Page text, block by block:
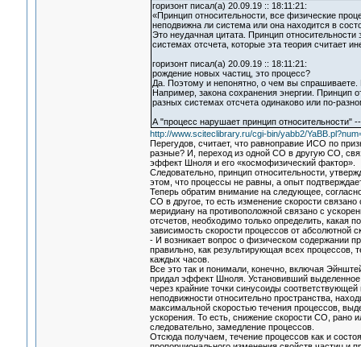
горизонт писал(а) 20.09.19 :: 18:11:21:
«Принцип относительности, все физические
неподвижна ли система или она находится в
Это неудачная цитата. Принцип
системах отсчета, которые эта теория считает
горизонт писал(а) 20.09.19 :: 18:11:21:
рождение новых частиц, это процесс?
Да. Поэтому и непонятно, о чем вы спрашиваете.
Например, закона сохранения энергии. Принцип
разных системах отсчета одинаково или по-
А "процесс нарушает принцип относительности"
http://www.sciteclibrary.ru/cgi-bin/yabb2/
Перегудов, считает, что равноправие ИСО по
разные? И, переход из одной СО в другую СО,
эффект Шноля и его «космофизический фактор».
Следовательно, принцип относительности,
этом, что процессы не равны, а опыт
Теперь обратим внимание на следующее,
СО в другое, то есть изменение скорости
меридиану на противоположной связано с
отсчетов, необходимо только определить, какая
зависимость скорости процессов от абсолютной
- И возникает вопрос о физическом содержании
правильно, как результирующая всех процессов,
каждых часов.
Все это так и понимали, конечно, включая
придал эффект Шноля. Установивший выделенное
через крайние точки синусоиды
неподвижности относительно пространства,
максимальной скоростью течения процессов,
ускорения. То есть, снижение скорости СО, рано
следовательно, замедление процессов.
Отсюда получаем, течение процессов как и